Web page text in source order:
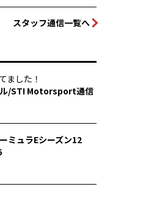
スタッフ通信一覧へ
ました！
/STI Motorsport通信
ミュラEシーズン12